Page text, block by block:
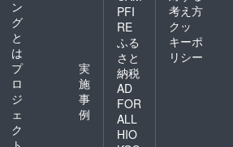
ン
グ
と
は
プ
ロ
ジ
ェ
ク
実
施
事
例
PFI
RE
ふる
さと
納税
AD
FOR
ALL
HIO
考え方
クッ
キーポ
リシー